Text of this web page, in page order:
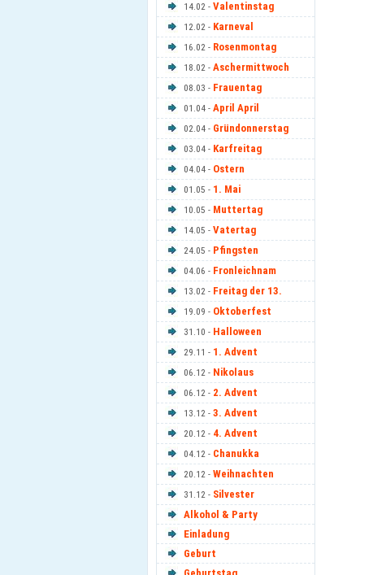
14.02 - Valentinstag
12.02 - Karneval
16.02 - Rosenmontag
18.02 - Aschermittwoch
08.03 - Frauentag
01.04 - April April
02.04 - Gründonnerstag
03.04 - Karfreitag
04.04 - Ostern
01.05 - 1. Mai
10.05 - Muttertag
14.05 - Vatertag
24.05 - Pfingsten
04.06 - Fronleichnam
13.02 - Freitag der 13.
19.09 - Oktoberfest
31.10 - Halloween
29.11 - 1. Advent
06.12 - Nikolaus
06.12 - 2. Advent
13.12 - 3. Advent
20.12 - 4. Advent
04.12 - Chanukka
20.12 - Weihnachten
31.12 - Silvester
Alkohol & Party
Einladung
Geburt